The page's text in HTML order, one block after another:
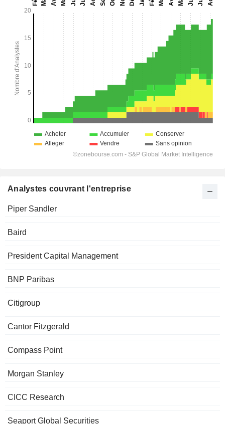
Analystes couvrant l'entreprise
Piper Sandler
Baird
President Capital Management
BNP Paribas
Citigroup
Cantor Fitzgerald
Compass Point
Morgan Stanley
CICC Research
Seaport Global Securities